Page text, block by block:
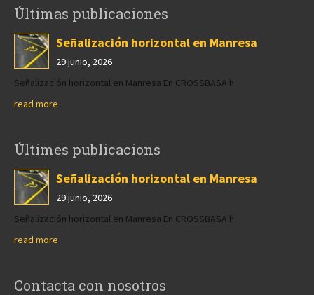
Últimas publicaciones
Señalización horizontal en Manresa
29 junio, 2026
Señalización horizontal en Manresa En CROSSBASA h
read more
Últimes publicacions
Señalización horizontal en Manresa
29 junio, 2026
Señalización horizontal en Manresa En CROSSBASA h
read more
Contacta con nosotros